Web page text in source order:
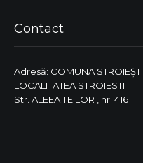
Contact
Adresă: COMUNA STROIEŞTI
LOCALITATEA STROIESTI
Str. ALEEA TEILOR , nr. 416